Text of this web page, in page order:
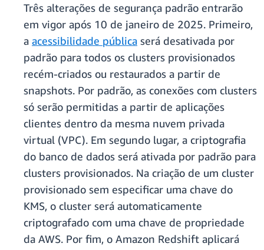
Três alterações de segurança padrão entrarão
em vigor após 10 de janeiro de 2025. Primeiro,
a acessibilidade pública será desativada por
padrão para todos os clusters provisionados
recém-criados ou restaurados a partir de
snapshots. Por padrão, as conexões com clusters
só serão permitidas a partir de aplicações
clientes dentro da mesma nuvem privada
virtual (VPC). Em segundo lugar, a criptografia
do banco de dados será ativada por padrão para
clusters provisionados. Na criação de um cluster
provisionado sem especificar uma chave do
KMS, o cluster será automaticamente
criptografado com uma chave de propriedade
da AWS. Por fim, o Amazon Redshift aplicará